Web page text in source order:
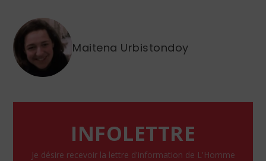
Maitena Urbistondoy
INFOLETTRE
Je désire recevoir la lettre d'information de L'Homme